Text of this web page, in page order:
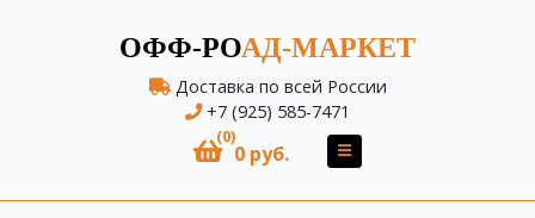
ОФФ-РОАД-МАРКЕТ
Доставка по всей России
+7 (925) 585-7471
(0)
0 руб.